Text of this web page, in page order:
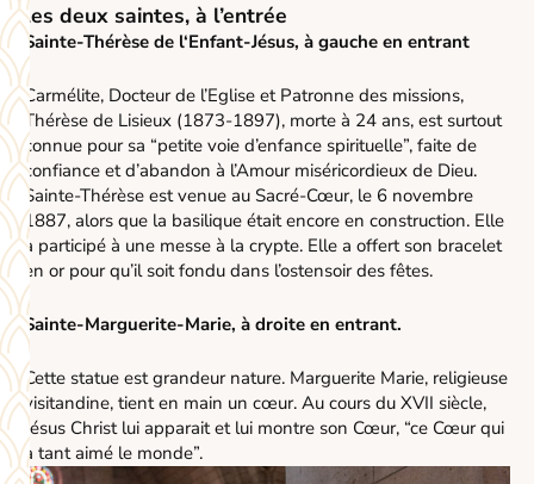
les deux saintes, à l’entrée
Sainte-Thérèse de l‘Enfant-Jésus, à gauche en entrant
Carmélite, Docteur de l’Eglise et Patronne des missions,
Thérèse de Lisieux (1873-1897), morte à 24 ans, est surtout
connue pour sa “petite voie d’enfance spirituelle”, faite de
confiance et d’abandon à l’Amour miséricordieux de Dieu.
Sainte-Thérèse est venue au Sacré-Cœur, le 6 novembre
1887, alors que la basilique était encore en construction. Elle
a participé à une messe à la crypte. Elle a offert son bracelet
en or pour qu’il soit fondu dans l’ostensoir des fêtes.
Sainte-Marguerite-Marie, à droite en entrant.
Cette statue est grandeur nature. Marguerite Marie, religieuse
visitandine, tient en main un cœur. Au cours du XVII siècle,
Jésus Christ lui apparait et lui montre son Cœur, “ce Cœur qui
a tant aimé le monde”.